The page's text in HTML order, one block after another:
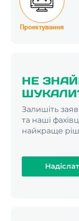
Проектування
НЕ
Залишіть
та наші
найкраще